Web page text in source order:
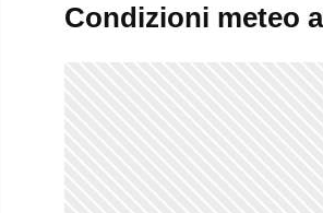
Condizioni meteo